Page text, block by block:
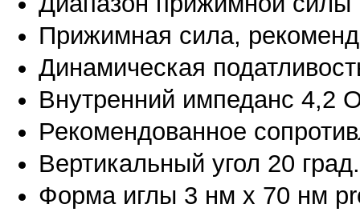
Прижимная сила,
Динамическая
Внутренний импеданс 4,2
Рекомендованное
Вертикальный угол 20 град.
Форма иглы 3 нм x 70 нм